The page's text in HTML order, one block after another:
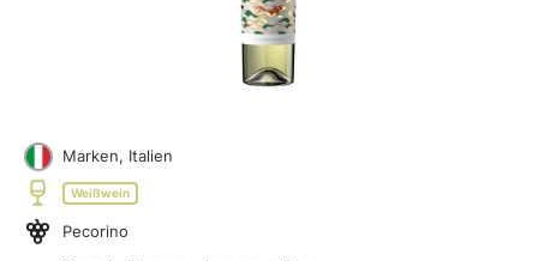
Marken, Italien
Weißwein
Pecorino